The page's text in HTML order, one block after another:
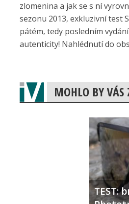
zlomenina a jak se s ní
sezonu 2013, exkluzivní test
pátém, tedy posledním
autenticity! Nahlédnutí do
MOHLO BY
TEST: